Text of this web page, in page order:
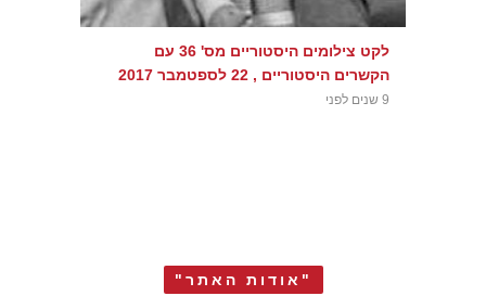
לקט צילומים היסטוריים מס' 36 עם
הקשרים היסטוריים , 22 לספטמבר 2017
9 שנים לפני
"אודות האתר"